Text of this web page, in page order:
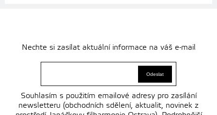
Nechte si zasílat aktuální informace na váš e-mail
Souhlasím s použitím emailové adresy pro zasílání
newsletteru (obchodních sdělení, aktualit, novinek z